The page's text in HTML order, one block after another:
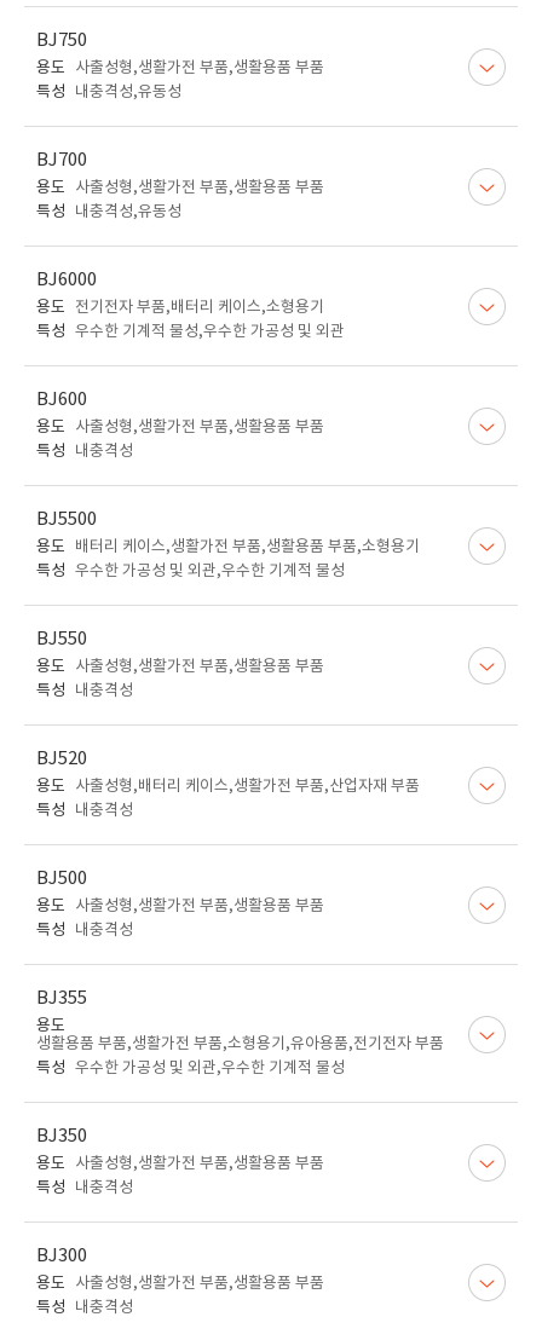
BJ750
용도
사출성형,생활가전 부품,생활용품 부품
특성
내충격성,유동성
BJ700
용도
사출성형,생활가전 부품,생활용품 부품
특성
내충격성,유동성
BJ6000
용도
전기전자 부품,배터리 케이스,소형용기
특성 우수한 기계적 물성,우수한 가공성 및 외관
BJ600
용도
사출성형,생활가전 부품,생활용품 부품
특성
내충격성
BJ5500
용도
배터리 케이스,생활가전 부품,생활용품 부품,소형용기
특성 우수한 가공성 및 외관,우수한 기계적 물성
BJ550
용도
사출성형,생활가전 부품,생활용품 부품
특성
내충격성
BJ520
용도
사출성형,배터리 케이스,생활가전 부품,산업자재 부품
특성
내충격성
BJ500
용도
사출성형,생활가전 부품,생활용품 부품
특성
내충격성
BJ355
용도
생활용품 부품,생활가전 부품,소형용기,유아용품,전기전자 부품
특성 우수한 가공성 및 외관,우수한 기계적 물성
BJ350
용도
사출성형,생활가전 부품,생활용품 부품
특성
내충격성
BJ300
용도
사출성형,생활가전 부품,생활용품 부품
특성
내충격성